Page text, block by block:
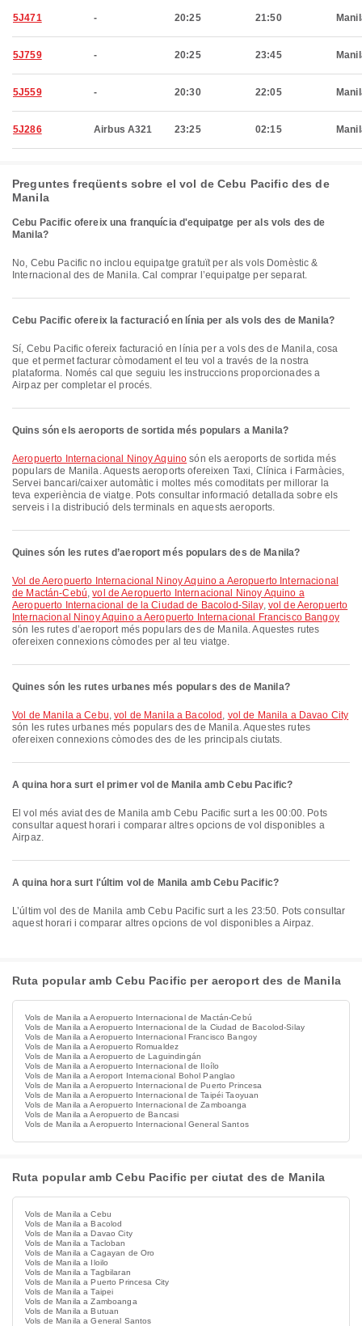
5J471 - 20:25 21:50
5J759 - 20:25 23:45
5J559 - 20:30 22:05
5J286 Airbus A321 23:25 02:15
Preguntes freqüents sobre el vol de Cebu Pacific des de
Manila
Cebu Pacific ofereix una franquícia d'equipatge per als vols des de
Manila?
No, Cebu Pacific no inclou equipatge gratuït per als vols Domèstic &
Internacional des de Manila. Cal comprar l’equipatge per separat.
Cebu Pacific ofereix la facturació en línia per als vols des de Manila?
Sí, Cebu Pacific ofereix facturació en línia per a vols des de Manila, cosa
que et permet facturar còmodament el teu vol a través de la nostra
plataforma. Només cal que seguiu les instruccions proporcionades a
Airpaz per completar el procés.
Quins són els aeroports de sortida més populars a Manila?
Aeropuerto Internacional Ninoy Aquino són els aeroports de sortida més
populars de Manila. Aquests aeroports ofereixen Taxi, Clínica i Farmàcies,
Servei bancari/caixer automàtic i moltes més comoditats per millorar la
teva experiència de viatge. Pots consultar informació detallada sobre els
serveis i la distribució dels terminals en aquests aeroports.
Quines són les rutes d’aeroport més populars des de Manila?
vol de Aeropuerto Internacional Ninoy Aquino a Aeropuerto Internacional
de Mactán-Cebú,vol de Aeropuerto Internacional Ninoy Aquino a
Aeropuerto Internacional de la Ciudad de Bacolod-Silay, vol de Aeropuerto
Internacional Ninoy Aquino a Aeropuerto Internacional Francisco Bangoy
són les rutes d’aeroport més populars des de Manila. Aquestes rutes
ofereixen connexions còmodes per al teu viatge.
Quines són les rutes urbanes més populars des de Manila?
vol de Manila a Cebu,vol de Manila a Bacolod , vol de Manila a Davao City
són les rutes urbanes més populars des de Manila. Aquestes rutes
ofereixen connexions còmodes des de les principals ciutats.
A quina hora surt el primer vol de Manila amb Cebu Pacific?
El vol més aviat des de Manila amb Cebu Pacific surt a les 00:00. Pots
consultar aquest horari i comparar altres opcions de vol disponibles a
Airpaz.
A quina hora surt l'últim vol de Manila amb Cebu Pacific?
L’últim vol des de Manila amb Cebu Pacific surt a les 23:50. Pots consultar
aquest horari i comparar altres opcions de vol disponibles a Airpaz.
Ruta popular amb Cebu Pacific per aeroport des de Manila
Vols de Manila a Aeropuerto Internacional de Mactán-Cebú
Vols de Manila a Aeropuerto Internacional de la Ciudad de Bacolod-Silay
Vols de Manila a Aeropuerto Internacional Francisco Bangoy
Vols de Manila a Aeropuerto Romualdez
Vols de Manila a Aeropuerto de Laguindingán
Vols de Manila a Aeropuerto Internacional de Iloílo
Vols de Manila a Aeroport Internacional Bohol Panglao
Vols de Manila a Aeropuerto Internacional de Puerto Princesa
Vols de Manila a Aeropuerto Internacional de Taipéi Taoyuan
Vols de Manila a Aeropuerto Internacional de Zamboanga
Vols de Manila a Aeropuerto de Bancasi
Vols de Manila a Aeropuerto Internacional General Santos
Ruta popular amb Cebu Pacific per ciutat des de Manila
Vols de Manila a Cebu
Vols de Manila a Bacolod
Vols de Manila a Davao City
Vols de Manila a Tacloban
Vols de Manila a Cagayan de Oro
Vols de Manila a Iloilo
Vols de Manila a Tagbilaran
Vols de Manila a Puerto Princesa City
Vols de Manila a Taipei
Vols de Manila a Zamboanga
Vols de Manila a Butuan
Vols de Manila a General Santos